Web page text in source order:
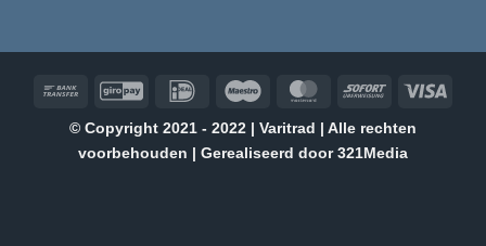
Bank
GiroPay IDeal Maestro MasterCardSofort
© Copyright 2021 - 2022 | Varitrad | Alle rechten
voorbehouden | Gerealiseerd door321Media